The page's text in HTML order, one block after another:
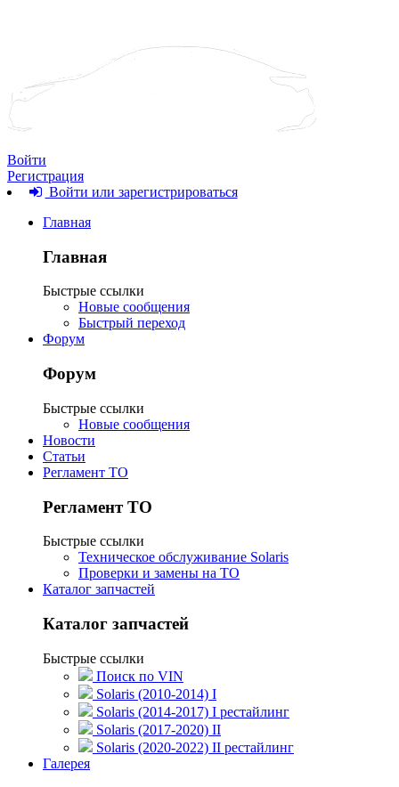
Войти
Регистрация
Войти или зарегистрироваться
Главная
Главная
Быстрые ссылки
Новые сообщения
Быстрый переход
Форум
Форум
Быстрые ссылки
Новые сообщения
Новости
Статьи
Регламент ТО
Регламент ТО
Быстрые ссылки
Техническое обслуживание Solaris
Проверки и замены на ТО
Каталог запчастей
Каталог запчастей
Быстрые ссылки
Поиск по VIN
Solaris (2010-2014) I
Solaris (2014-2017) I рестайлинг
Solaris (2017-2020) II
Solaris (2020-2022) II рестайлинг
Галерея